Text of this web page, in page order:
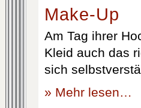
Make-Up
Am Tag ihrer
Kleid auch das
sich
» Mehr lesen…